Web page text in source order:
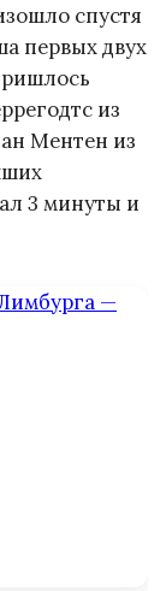
спустя
первых двух
из
Ментен из
3 минуты и